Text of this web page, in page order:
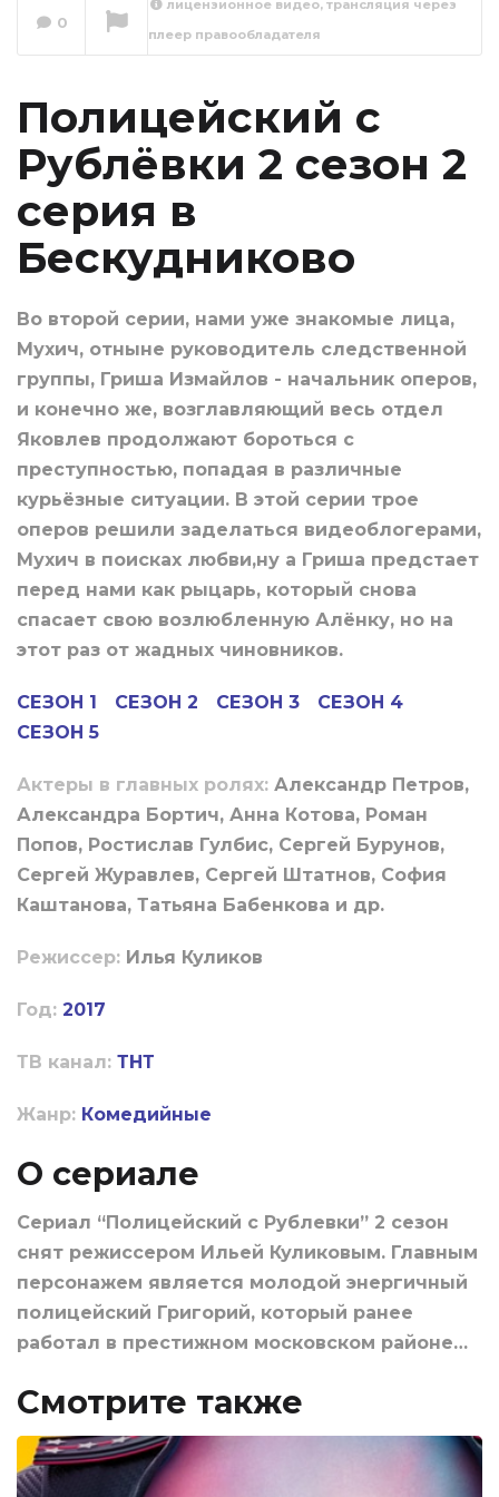
серия в
0
лицензионное видео, трансляция через
плеер правообладателя
Полицейский с
Рублёвки 2 сезон 2
серия в
Бескудниково
Во второй серии, нами уже знакомые лица,
Мухич, отныне руководитель следственной
группы, Гриша Измайлов - начальник оперов,
и конечно же, возглавляющий весь отдел
Яковлев продолжают бороться с
преступностью, попадая в различные
курьёзные ситуации. В этой серии трое
оперов решили заделаться видеоблогерами,
Мухич в поисках любви,ну а Гриша предстает
перед нами как рыцарь, который снова
спасает свою возлюбленную Алёнку, но на
этот раз от жадных чиновников.
СЕЗОН 1 СЕЗОН 2 СЕЗОН 3
СЕЗОН 4
СЕЗОН 5
Актеры в главных ролях: Александр Петров,
Александра Бортич, Анна Котова, Роман
Попов, Ростислав Гулбис, Сергей Бурунов,
Сергей Журавлев, Сергей Штатнов, София
Каштанова, Татьяна Бабенкова и др.
Режиссер: Илья Куликов
Год: 2017
ТВ канал: ТНТ
Жанр: Комедийные
О сериале
Сериал “Полицейский с Рублевки” 2 сезон
снят режиссером Ильей Куликовым. Главным
персонажем является молодой энергичный
полицейский Григорий, который ранее
работал в престижном московском районе…
Смотрите также